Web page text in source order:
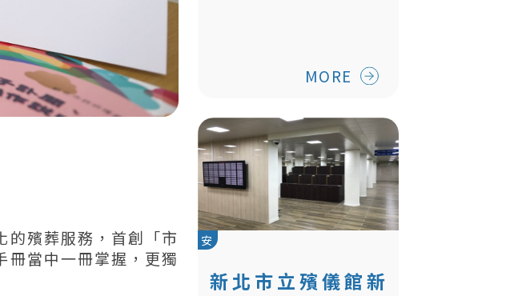
的殯葬服務，首創「市
冊當中一冊掌握，更獨
MORE
安
新北市立殯儀館新